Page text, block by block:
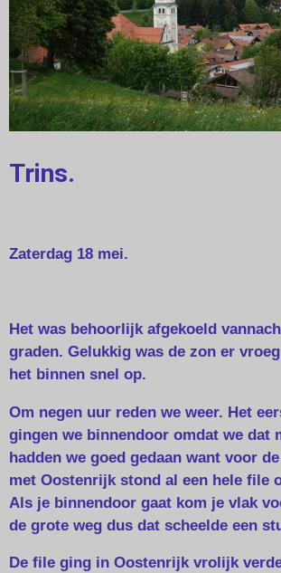
Trins.
Zaterdag 18 mei.
Het was behoorlijk afgekoeld
graden. Gelukkig was de zon er
het binnen snel op.
Om negen uur reden we weer. Het
gingen we binnendoor omdat we dat
hadden we goed gedaan want voor
met Oostenrijk stond al een hele file
Als je binnendoor gaat kom je vlak
de grote weg dus dat scheelde een
De file ging in Oostenrijk vrolijk